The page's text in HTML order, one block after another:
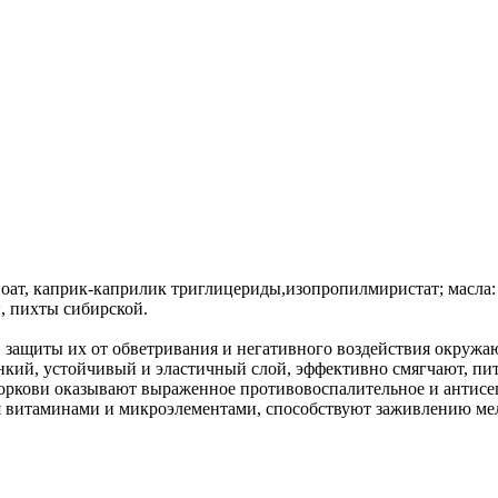
каприк-каприлик триглицериды,изопропилмиристат;
пихты сибирской.
защиты их от обветривания и негативного воздействия
устойчивый и эластичный слой, эффективно смягчают,
оказывают выраженное противовоспалительное и
и микроэлементами, способствуют заживлению